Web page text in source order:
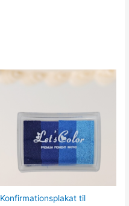
Konfirmationsplakat til